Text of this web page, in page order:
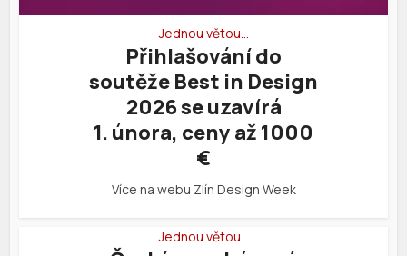
Jednou větou…
Přihlašování do
soutěže Best in Design
2026 se uzavírá
1. února, ceny až 1000
€
Více na webu Zlín Design Week
Jednou větou…